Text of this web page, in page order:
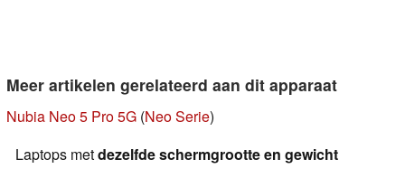
Meer artikelen gerelateerd aan dit apparaat
Nubia Neo 5 Pro 5G (Neo Serie)
Laptops metdezelfde schermgrootte en gewicht